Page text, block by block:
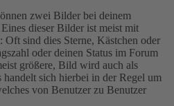
zwei Bilder bei deinem
dieser Bilder ist meist mit
sind dies Sterne, Kästchen oder
oder deinen Status im Forum
größere, Bild wird auch als
handelt sich hierbei in der Regel um
von Benutzer zu Benutzer